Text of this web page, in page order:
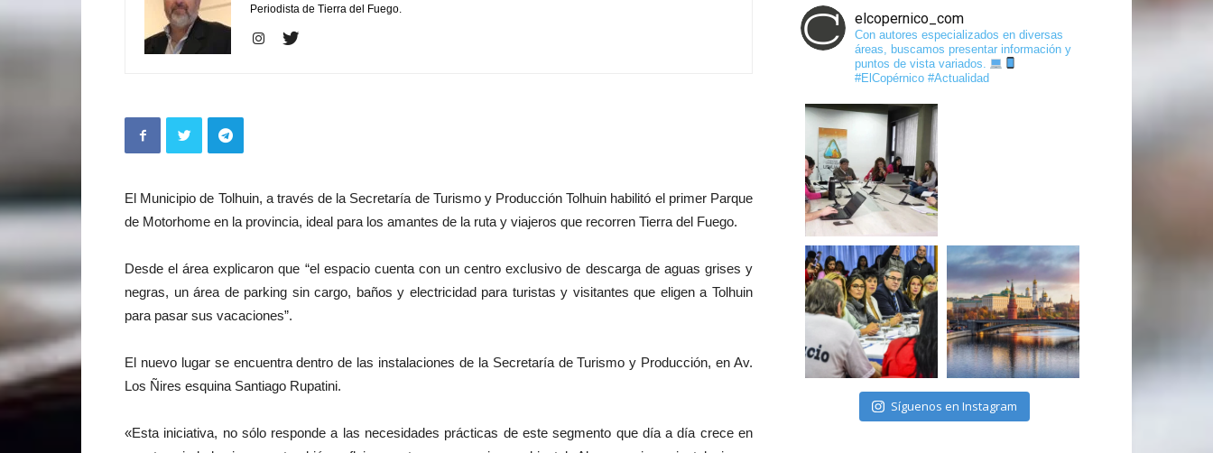
Periodista de Tierra del Fuego.
El Municipio de Tolhuin, a través de la Secretaría de Turismo y Producción Tolhuin habilitó el primer Parque
de Motorhome en la provincia, ideal para los amantes de la ruta y viajeros que recorren Tierra del Fuego.
Desde el área explicaron que “el espacio cuenta con un centro exclusivo de descarga de aguas grises y
negras, un área de parking sin cargo, baños y electricidad para turistas y visitantes que eligen a Tolhuin
para pasar sus vacaciones”.
El nuevo lugar se encuentra dentro de las instalaciones de la Secretaría de Turismo y Producción, en Av.
Los Ñires esquina Santiago Rupatini.
«Esta iniciativa, no sólo responde a las necesidades prácticas de este segmento que día a día crece en
elcopernico_com
Con autores especializados en diversas
áreas, buscamos presentar información y
puntos de vista variados.
#ElCopérnico #Actualidad
Síguenos en Instagram